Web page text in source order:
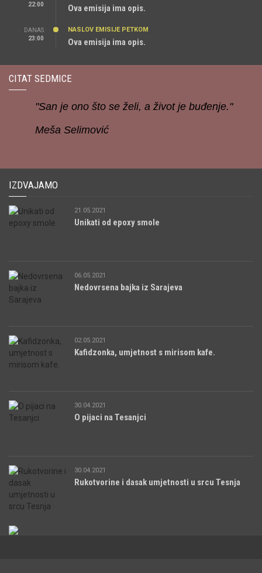
22:00
Ova emisija ima opis.
DANAS
23:00
NASLOV EMISIJE PETKOM
Ova emisija ima opis.
CITAT SEDMICE
"San je ono što se želi, a život je buđenje."
Meša Selimović
IZDVAJAMO
21.05.2021
Unikati od epoxy smole
06.05.2021
Nedovrsena bajka iz Sarajeva
02.05.2021
Kafidzonka, umjetnost s mirisom kafe.
30.04.2021
O pijaci na Tesanjci
30.04.2021
Rukotvorine i dasak umjetnosti u srcu Tesnja